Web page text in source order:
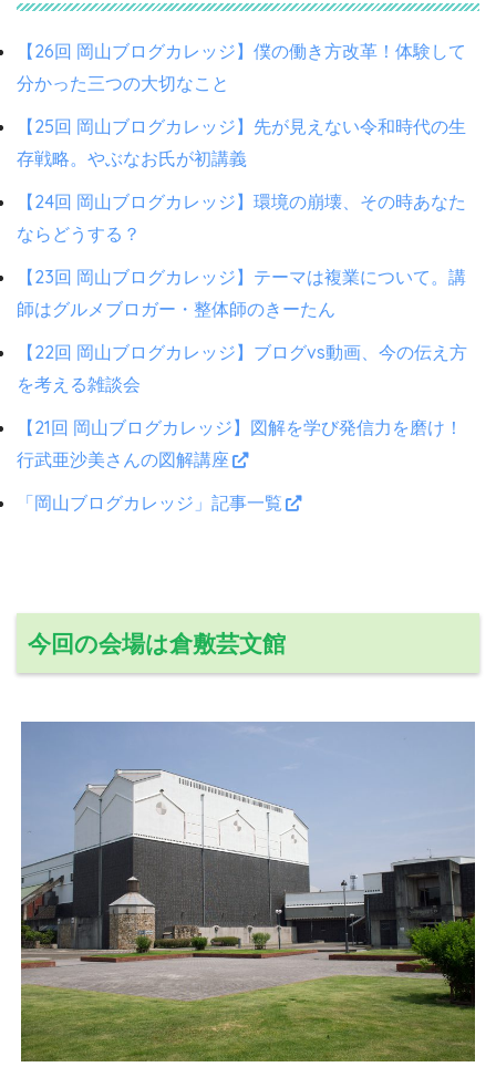
【26回 岡山ブログカレッジ】僕の働き方改革！体験して
分かった三つの大切なこと
【25回 岡山ブログカレッジ】先が見えない令和時代の生
存戦略。やぶなお氏が初講義
【24回 岡山ブログカレッジ】環境の崩壊、その時あなた
ならどうする？
【23回 岡山ブログカレッジ】テーマは複業について。講
師はグルメブロガー・整体師のきーたん
【22回 岡山ブログカレッジ】ブログvs動画、今の伝え方
を考える雑談会
【21回 岡山ブログカレッジ】図解を学び発信力を磨け！
行武亜沙美さんの図解講座
「岡山ブログカレッジ」記事一覧
今回の会場は倉敷芸文館